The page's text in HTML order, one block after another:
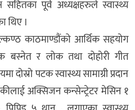
सहितका पूर्व अध्यक्षहरुले स्वास्थ्य
थिए ।
काठमाण्डौंको आर्थिक सहयोग
बस्नेत र लोक तथा दोहोरी गीत
दोस्रो पटक स्वास्थ्य सामाग्री प्रदान
अक्सिजन कन्सेन्ट्रेटर मेसिन १